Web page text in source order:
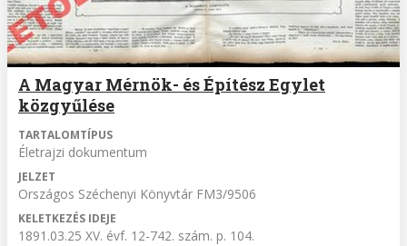
A Magyar Mérnök- és Építész Egylet
közgyűlése
TARTALOMTÍPUS
Életrajzi dokumentum
JELZET
Országos Széchenyi Könyvtár FM3/9506
KELETKEZÉS IDEJE
1891.03.25 XV. évf. 12-742. szám. p. 104.